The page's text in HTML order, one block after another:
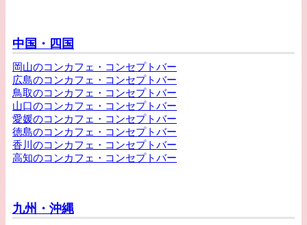
中国・四国
岡山のコンカフェ・コンセプトバー
広島のコンカフェ・コンセプトバー
鳥取のコンカフェ・コンセプトバー
山口のコンカフェ・コンセプトバー
愛媛のコンカフェ・コンセプトバー
徳島のコンカフェ・コンセプトバー
香川のコンカフェ・コンセプトバー
高知のコンカフェ・コンセプトバー
九州・沖縄